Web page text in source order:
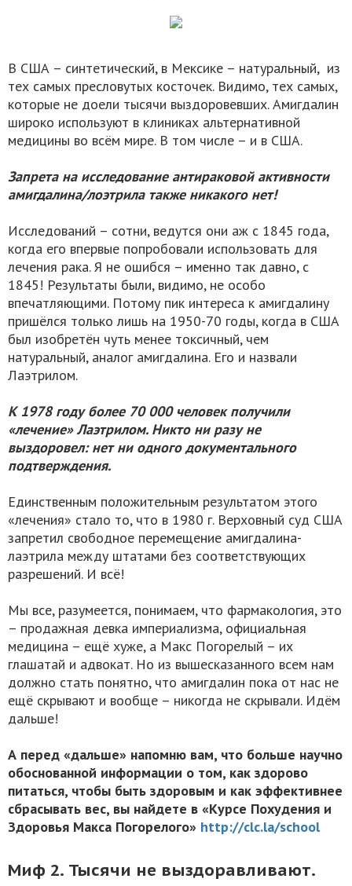
В США – синтетический, в Мексике – натуральный, из
тех самых пресловутых косточек. Видимо, тех самых,
которые не доели тысячи выздоровевших. Амигдалин
широко используют в клиниках альтернативной
медицины во всём мире. В том числе – и в США.
Запрета на исследование антираковой активности
амигдалина/лоэтрила также никакого нет!
Исследований – сотни, ведутся они аж с 1845 года,
когда его впервые попробовали использовать для
лечения рака. Я не ошибся – именно так давно, с
1845! Результаты были, видимо, не особо
впечатляющими. Потому пик интереса к амигдалину
пришёлся только лишь на 1950-70 годы, когда в США
был изобретён чуть менее токсичный, чем
натуральный, аналог амигдалина. Его и назвали
Лаэтрилом.
К 1978 году более 70 000 человек получили
«лечение» Лаэтрилом. Никто ни разу не
выздоровел: нет ни одного документального
подтверждения.
Единственным положительным результатом этого
«лечения» стало то, что в 1980 г. Верховный суд США
запретил свободное перемещение амигдалина-
лаэтрила между штатами без соответствующих
разрешений. И всё!
Мы все, разумеется, понимаем, что фармакология, это
– продажная девка империализма, официальная
медицина – ещё хуже, а Макс Погорелый – их
глашатай и адвокат. Но из вышесказанного всем нам
должно стать понятно, что амигдалин пока от нас не
ещё скрывают и вообще – никогда не скрывали. Идём
дальше!
А перед «дальше» напомню вам, что больше научно
обоснованной информации о том, как здорово
питаться, чтобы быть здоровым и как эффективнее
сбрасывать вес, вы найдете в «Курсе Похудения и
Здоровья Макса Погорелого» http://clc.la/school
Миф 2. Тысячи не выздоравливают.